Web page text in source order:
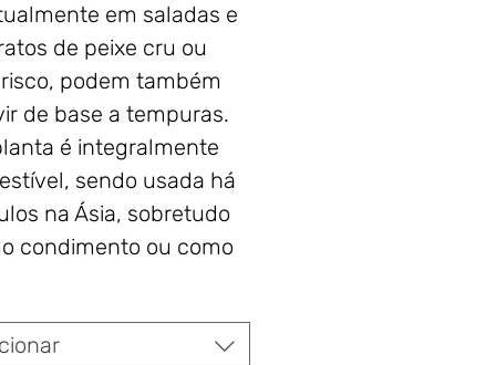
em saladas e
de peixe cru ou
podem também
de base a tempuras.
é integralmente
sendo usada há
na Ásia, sobretudo
condimento ou como
VerFicha Técnica